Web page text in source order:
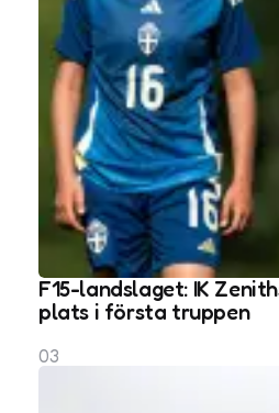
F15-landslaget: IK
plats i första truppen
03